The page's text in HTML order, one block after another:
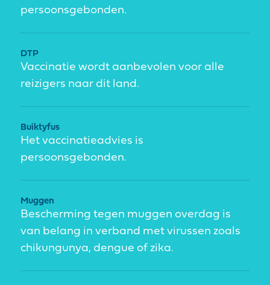
persoonsgebonden.
DTP
Vaccinatie wordt aanbevolen voor alle
reizigers naar dit land.
Buiktyfus
Het vaccinatieadvies is
persoonsgebonden.
Muggen
Bescherming tegen muggen overdag is
van belang in verband met virussen zoals
chikungunya, dengue of zika.